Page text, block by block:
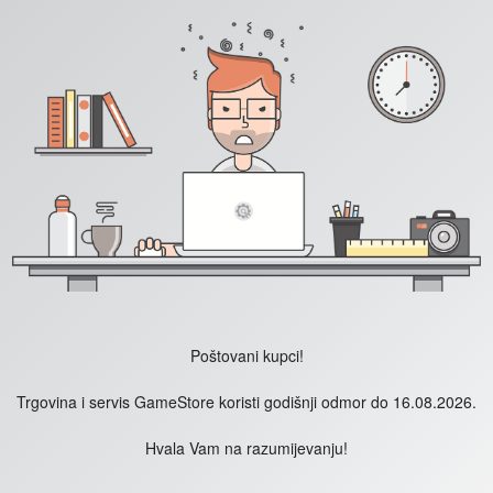
Poštovani kupci!
Trgovina i servis GameStore koristi godišnji odmor do 16.08.2026.
Hvala Vam na razumijevanju!